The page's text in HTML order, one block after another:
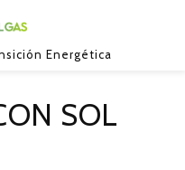
Energética
SOL